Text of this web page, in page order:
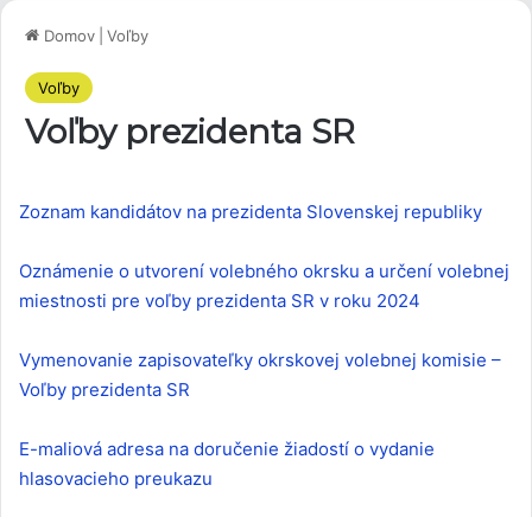
Domov Voľby
Voľby
Voľby prezidenta SR
Zoznam kandidátov na prezidenta Slovenskej republiky
Oznámenie o utvorení volebného okrsku a určení volebnej
miestnosti pre voľby prezidenta SR v roku 2024
Vymenovanie zapisovateľky okrskovej volebnej komisie –
Voľby prezidenta SR
E-maliová adresa na doručenie žiadostí o vydanie
hlasovacieho preukazu